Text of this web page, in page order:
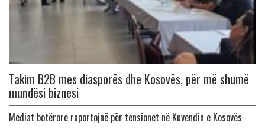
Takim B2B mes diasporës dhe Kosovës, për më shumë
mundësi biznesi
Mediat botërore raportojnë për tensionet në Kuvendin e Kosovës